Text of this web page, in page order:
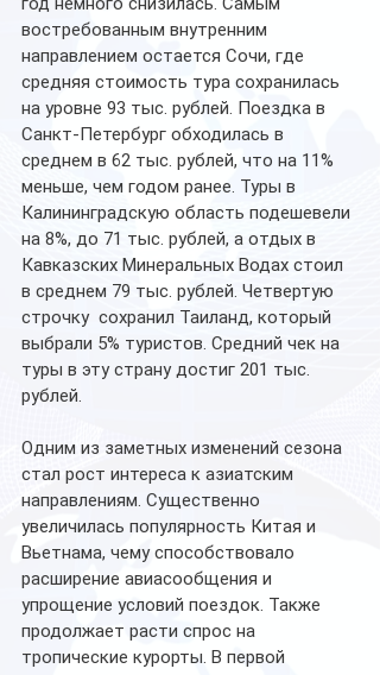
востребованным внутренним
направлением остается Сочи, где
средняя стоимость тура сохранилась
на уровне 93 тыс. рублей. Поездка в
Санкт-Петербург обходилась в
среднем в 62 тыс. рублей, что на 11%
меньше, чем годом ранее. Туры в
Калининградскую область подешевели
на 8%, до 71 тыс. рублей, а отдых в
Кавказских Минеральных Водах стоил
в среднем 79 тыс. рублей. Четвертую
строчку  сохранил Таиланд, который
выбрали 5% туристов. Средний чек на
туры в эту страну достиг 201 тыс.
рублей.
Одним из заметных изменений сезона
стал рост интереса к азиатским
направлениям. Существенно
увеличилась популярность Китая и
Вьетнама, чему способствовало
расширение авиасообщения и
упрощение условий поездок. Также
продолжает расти спрос на
тропические курорты. В первой